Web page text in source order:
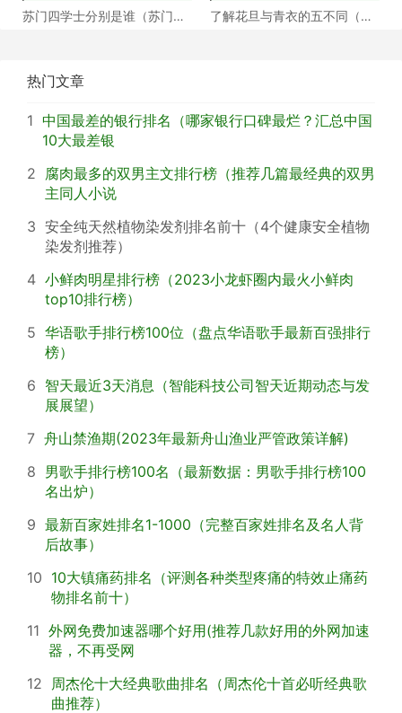
苏门四学士分别是谁（苏门四
了解花旦与青衣的五不同（浅
热门文章
1 中国最差的银行排名（哪家银行口碑最烂？汇总中国
10大最差银
2 腐肉最多的双男主文排行榜（推荐几篇最经典的双男
主同人小说
3 安全纯天然植物染发剂排名前十（4个健康安全植物
染发剂推荐）
4 小鲜肉明星排行榜（2023小龙虾圈内最火小鲜肉
top10排行榜）
5 华语歌手排行榜100位（盘点华语歌手最新百强排行
榜）
6 智天最近3天消息（智能科技公司智天近期动态与发
展展望）
7 舟山禁渔期(2023年最新舟山渔业严管政策详解)
8 男歌手排行榜100名（最新数据：男歌手排行榜100
名出炉）
9 最新百家姓排名1-1000（完整百家姓排名及名人背
后故事）
10 10大镇痛药排名（评测各种类型疼痛的特效止痛药
物排名前十）
11 外网免费加速器哪个好用(推荐几款好用的外网加速
器，不再受网
12 周杰伦十大经典歌曲排名（周杰伦十首必听经典歌
曲推荐）